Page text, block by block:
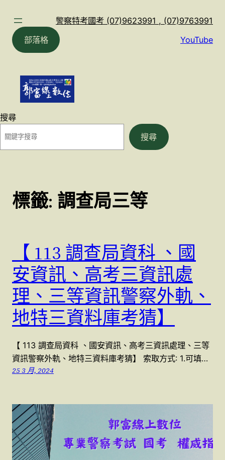
警察特考國考 (07)9623991 , (07)9763991
部落格
YouTube
搜尋
搜尋
標籤: 調查局三等
【 113 調查局資科 、國
安資訊、高考三資訊處
理、三等資訊警察外軌、
地特三資料庫考猜】
【 113 調查局資科 、國安資訊、高考三資訊處理、三等
資訊警察外軌、地特三資料庫考猜】 索取方式: 1.可填…
25 3 月, 2024